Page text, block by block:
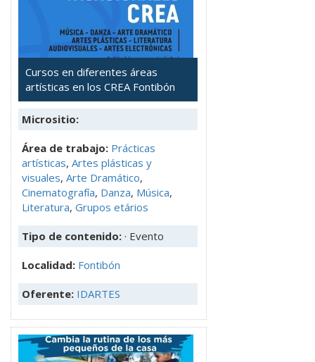
Cursos en diferentes áreas
artísticas en los CREA Fontibón
Micrositio:
Área de trabajo: Prácticas
artísticas, Artes plásticas y
visuales, Arte Dramático,
Cinematografía, Danza, Música,
Literatura, Grupos etários
Tipo de contenido: · Evento
Localidad: Fontibón
Oferente: IDARTES